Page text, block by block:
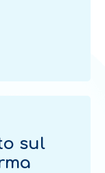
sul